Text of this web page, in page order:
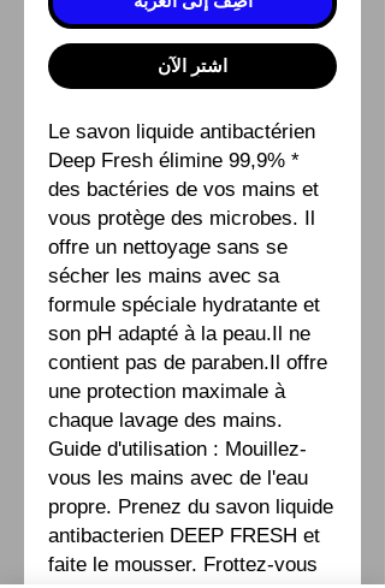
اشترِ الآن
Le savon liquide antibactérien
Deep Fresh élimine 99,9% *
des bactéries de vos mains et
vous protège des microbes. Il
offre un nettoyage sans se
sécher les mains avec sa
formule spéciale hydratante et
son pH adapté à la peau.Il ne
contient pas de paraben.Il offre
une protection maximale à
chaque lavage des mains.
Guide d'utilisation : Mouillez-
vous les mains avec de l'eau
propre. Prenez du savon liquide
antibacterien DEEP FRESH et
faite le mousser. Frottez-vous